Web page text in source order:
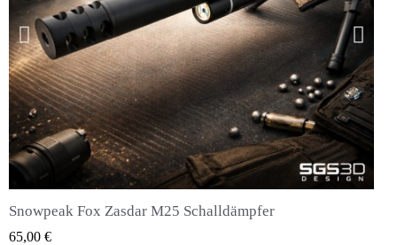
QUICK VIEW
Snowpeak Fox Zasdar M25 Schalldämpfer
65,00 €